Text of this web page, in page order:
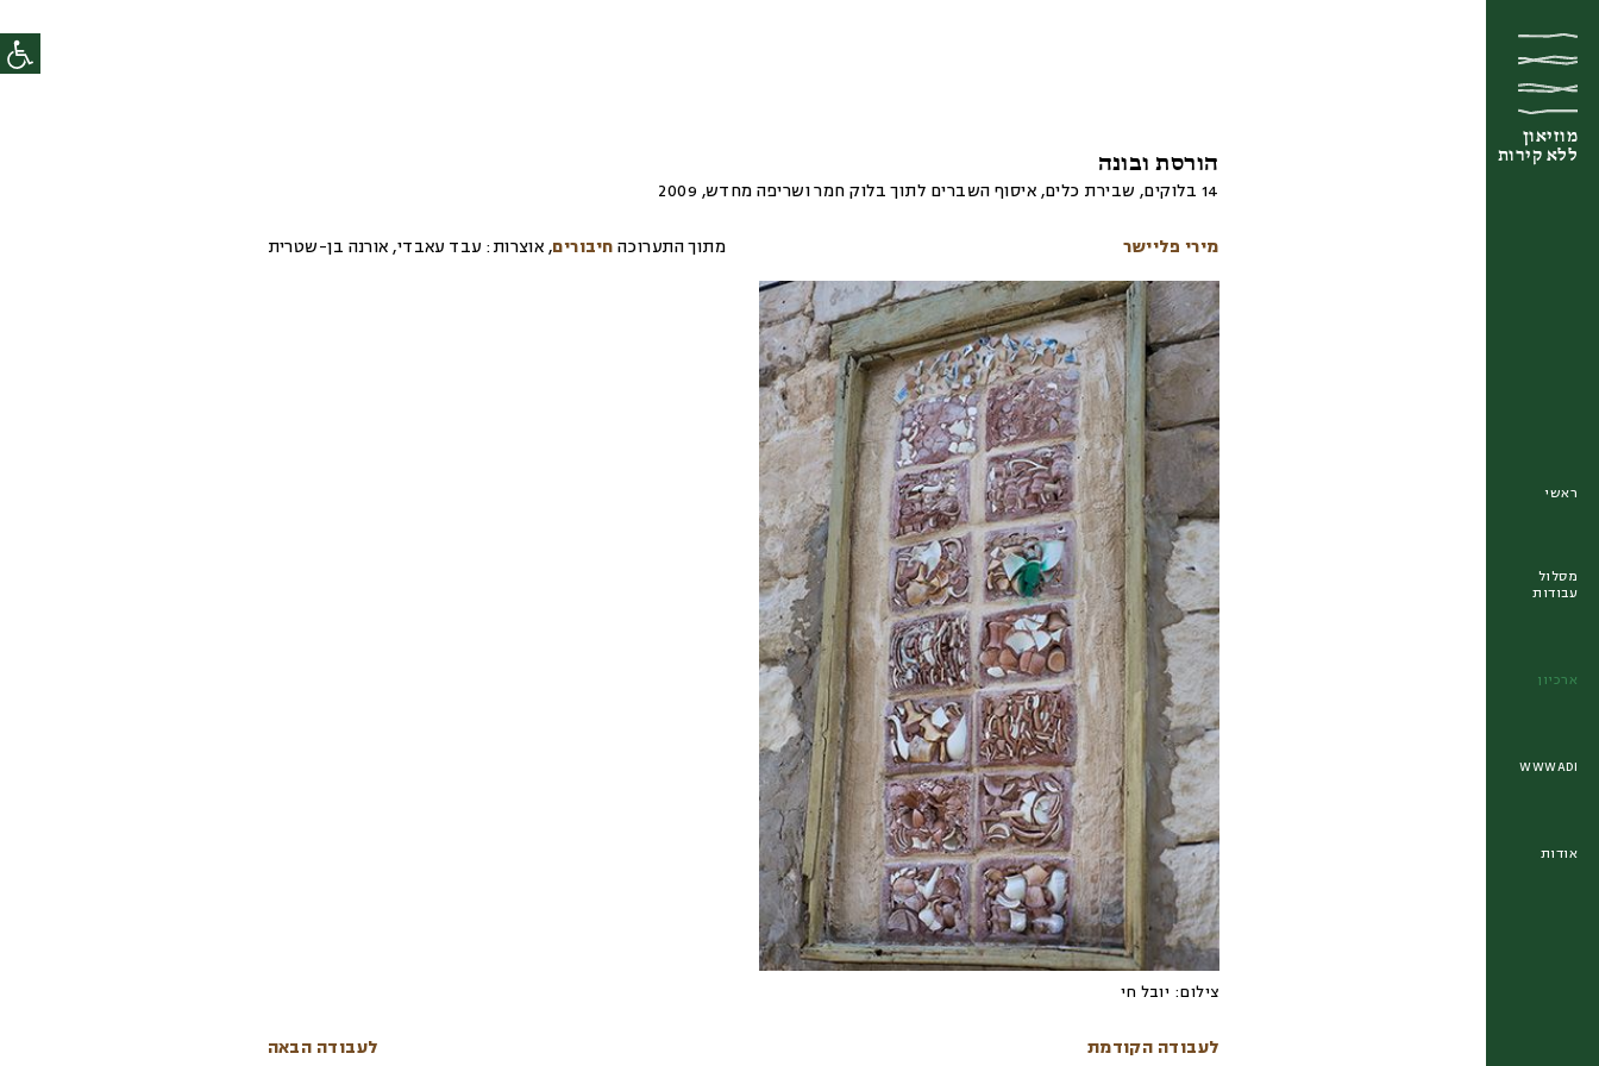
מוזיאון
ללא קירות
מוזיאון
ללא קירות
מוזיאון
ללא קירות
ראשי
מסלול
עבודות
ארכיון
WWWADI
אודות
הורסת ובונה
14 בלוקים, שבירת כלים, איסוף השברים לתוך בלוק חמר ושריפה מחדש ,
2009
מירי פליישר מתוך התערוכה חיבורים, אוצרות: עבד עאבדי, אורנה בן-שטרית
צילום: יובל חי
לעבודה הקודמת לעבודה הבאה